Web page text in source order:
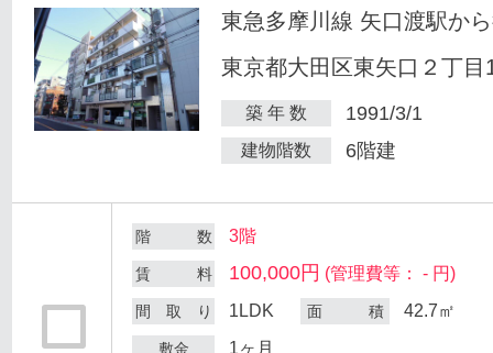
東急多摩川線 矢口渡駅か
東京都大田区東矢口２丁目
築 年 数 1991/3/1
建物階数 6階建
階 数 3階
賃 料 100,000円 (管理費等： - 円)
間 取 り 1LDK 面 積 42.7㎡
敷金 1ヶ月